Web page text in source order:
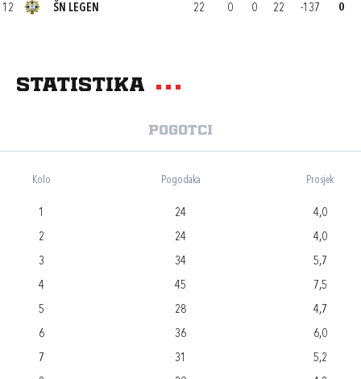
12 ŠN LEGEN 22 0 0 22 -137 0
Statistika
Pogotci
Kolo Pogodaka Prosjek
1 24
4,0
2
24
4,0
3
34
5,7
4
45
7,5
5
28
4,7
6
36
6,0
7
31
5,2